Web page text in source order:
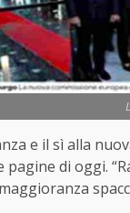
e il sì alla
di oggi.